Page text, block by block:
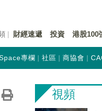
財經速遞 投資 港股100
專欄 社區 商協會
視頻